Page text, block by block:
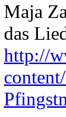
Maja
das
http://